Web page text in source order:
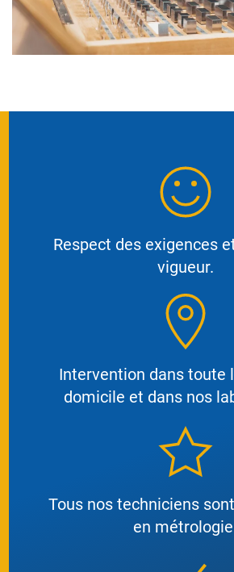
Respect des exigences
vigueur.
Intervention dans toute
domicile et dans nos
Tous nos techniciens
en